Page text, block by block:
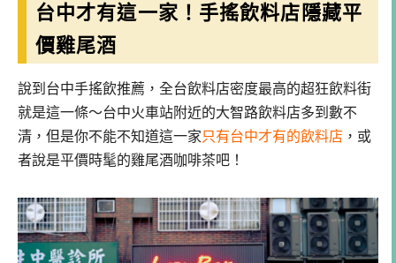
台中才有這一家！手搖飲料店隱藏平
價雞尾酒
說到台中手搖飲推薦，全台飲料店密度最高的超狂飲料街
就是這一條～台中火車站附近的大智路飲料店多到數不
清，但是你不能不知道這一家只有台中才有的飲料店 ，或
者說是平價時髦的雞尾酒咖啡茶吧！